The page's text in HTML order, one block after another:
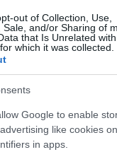
out of Collection, Use,
Sale, and/or Sharing of
that Is Unrelated
which it was collected.
Google to enable
like cookies
in apps.
csak
a
megjelenteknek a